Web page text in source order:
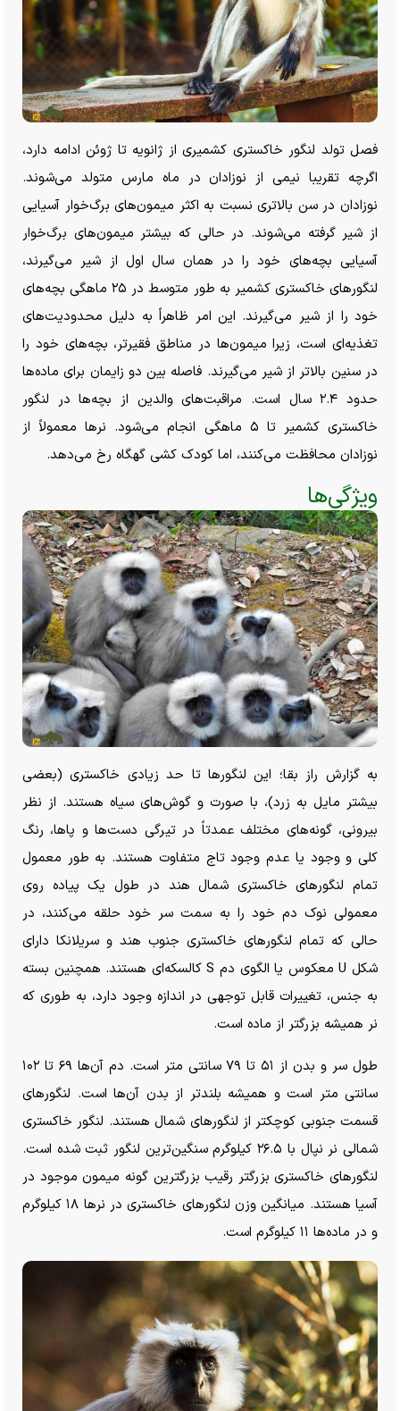
فصل تولد لنگور خاکستری کشمیری از ژانویه تا ژوئن ادامه دارد،
اگرچه تقریبا نیمی از نوزادان در ماه مارس متولد می‌شوند.
نوزادان در سن بالاتری نسبت به اکثر میمون‌های برگ‌خوار آسیایی
از شیر گرفته می‌شوند. در حالی که بیشتر میمون‌های برگ‌خوار
آسیایی بچه‌های خود را در همان سال اول از شیر می‌گیرند،
لنگور‌های خاکستری کشمیر به طور متوسط در ۲۵ ماهگی بچه‌های
خود را از شیر می‌گیرند. این امر ظاهراً به دلیل محدودیت‌های
تغذیه‌ای است، زیرا میمون‌ها در مناطق فقیرتر، بچه‌های خود را
در سنین بالاتر از شیر می‌گیرند. فاصله بین دو زایمان برای ماده‌ها
حدود ۲.۴ سال است. مراقبت‌های والدین از بچه‌ها در لنگور
خاکستری کشمیر تا ۵ ماهگی انجام می‌شود. نر‌ها معمولاً از
نوزادان محافظت می‌کنند، اما کودک کشی گهگاه رخ می‌دهد.
ویژگی‌ها
به گزارش راز بقا؛ این لنگور‌ها تا حد زیادی خاکستری (بعضی
بیشتر مایل به زرد)، با صورت و گوش‌های سیاه هستند. از نظر
بیرونی، گونه‌های مختلف عمدتاً در تیرگی دست‌ها و پاها، رنگ
کلی و وجود یا عدم وجود تاج متفاوت هستند. به طور معمول
تمام لنگور‌های خاکستری شمال هند در طول یک پیاده روی
معمولی نوک دم خود را به سمت سر خود حلقه می‌کنند، در
حالی که تمام لنگور‌های خاکستری جنوب هند و سریلانکا دارای
شکل U معکوس یا الگوی دم S کالسکه‌ای هستند. همچنین بسته
به جنس، تغییرات قابل توجهی در اندازه وجود دارد، به طوری که
نر همیشه بزرگتر از ماده است.
طول سر و بدن از ۵۱ تا ۷۹ سانتی متر است. دم آن‌ها ۶۹ تا ۱۰۲
سانتی متر است و همیشه بلندتر از بدن آن‌ها است. لنگور‌های
قسمت جنوبی کوچکتر از لنگور‌های شمال هستند. لنگور خاکستری
شمالی نر نپال با ۲۶.۵ کیلوگرم سنگین‌ترین لنگور ثبت شده است.
لنگور‌های خاکستری بزرگتر رقیب بزرگترین گونه میمون موجود در
آسیا هستند. میانگین وزن لنگور‌های خاکستری در نر‌ها ۱۸ کیلوگرم
و در ماده‌ها ۱۱ کیلوگرم است.